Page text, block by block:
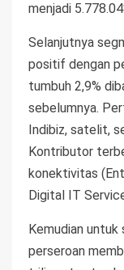
menjadi
Selanjutnya
positif dengan
tumbuh 2,9%
sebelumnya.
Indibiz, satelit,
Kontributor
konektivitas
Digital IT
Kemudian
perseroan